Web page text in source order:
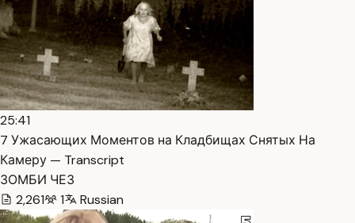
25:41
7 Ужасающих Моментов на Кладбищах Снятых На
Камеру — Transcript
ЗОМБИ ЧЕЗ
2,261
1 Russian